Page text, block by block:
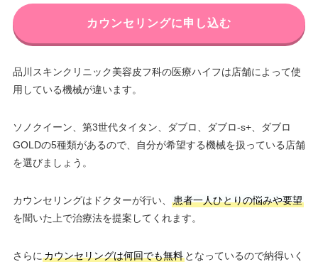
カウンセリングに申し込む
品川スキンクリニック美容皮フ科の医療ハイフは店舗によって使
用している機械が違います。
ソノクイーン、第3世代タイタン、ダブロ、ダブロ-s+、ダブロ
GOLDの5種類があるので、自分が希望する機械を扱っている店舗
を選びましょう。
カウンセリングはドクターが行い、
患者一人ひとりの悩みや要望
を聞いた上で治療法を提案してくれます。
さらに カウンセリングは何回でも無料となっているので納得いく